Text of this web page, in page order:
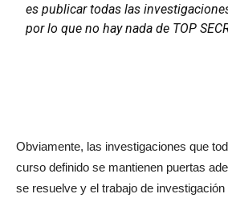
es publicar todas las
por lo que no hay nada de TOP
Obviamente, las investigaciones que
curso definido se mantienen puertas
se resuelve y el trabajo de